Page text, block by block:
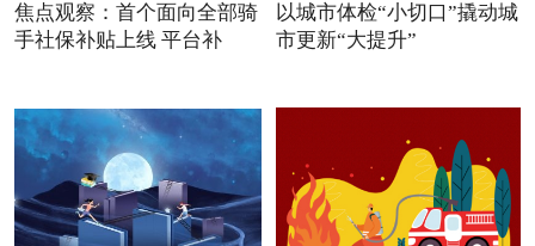
焦点观察：首个面向全部骑
手社保补贴上线 平台补
以城市体检“小切口”撬动城
市更新“大提升”